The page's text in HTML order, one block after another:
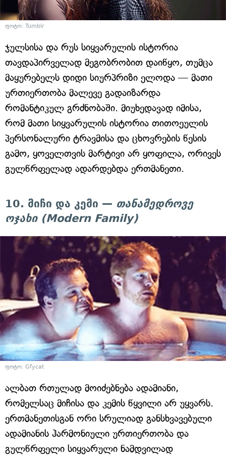
ფოტო: Tumblr
ჯულსისა და რუს სიყვარულის ისტორია
თავდაპირველად მეგობრობით დაიწყო, თუმცა
მაყურებელს დიდი სიურპრიზი ელოდა — მათი
ურთიერთობა მალევე გადაიზარდა
რომანტიკულ გრძნობაში. მიუხედავად იმისა,
რომ მათი სიყვარულის ისტორია თითოეულის
პერსონალური ტრავმისა და ცხოვრების წესის
გამო, ყოველთვის მარტივი არ ყოფილა, ორივეს
გულწრფელად ადარდებდა ერთმანეთი.
10. მიჩი და კემი — თანამედროვე
ოჯახი (Modern Family)
ფოტო: Gfycat
ალბათ რთულად მოიძებნება ადამიანი,
რომელსაც მიჩისა და კემის წყვილი არ უყვარს.
ერთმანეთისგან ორი სრულიად განსხვავებული
ადამიანის ჰარმონიული ურთიერთობა და
გულწრფელი სიყვარული ნამდვილად